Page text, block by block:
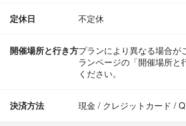
定休日 不定休
開催場所と行き方プランにより異なる場合が
ランページの「開催場所と
ください。
決済方法 現金 / クレジットカード /